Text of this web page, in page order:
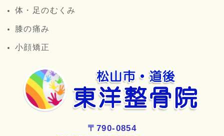
体・足のむくみ
膝の痛み
小顔矯正
〒790-0854